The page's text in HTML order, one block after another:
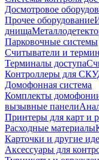
Досмотровое
Прочее оборудование
днища
Парковочные системы
Считыватели и
Терминалы доступа
Контроллеры для
Домофонная система
Комплекты
вызывные панели
Принтеры для карт и
Расходные материалы
Карточки и другие
Аксессуары для